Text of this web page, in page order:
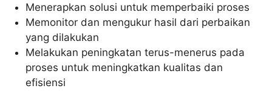
Menerapkan solusi untuk memperbaiki proses
Memonitor dan mengukur hasil dari perbaikan
yang dilakukan
Melakukan peningkatan terus-menerus pada
proses untuk meningkatkan kualitas dan
efisiensi